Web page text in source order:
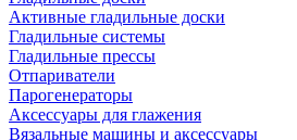
Активные гладильные доски
Гладильные системы
Гладильные прессы
Отпариватели
Парогенераторы
Аксессуары для глажения
Вязальные машины и аксессуары